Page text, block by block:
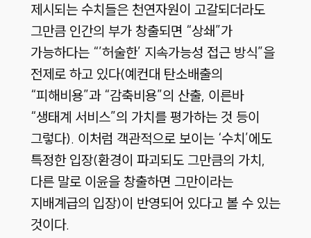
제시되는 수치들은 천연자원이 고갈되더라도
그만큼 인간의 부가 창출되면 “상쇄”가
가능하다는 “’허술한’ 지속가능성 접근 방식”을
전제로 하고 있다(예컨대 탄소배출의
“피해비용”과 “감축비용”의 산출, 이른바
“생태계 서비스”의 가치를 평가하는 것 등이
그렇다). 이처럼 객관적으로 보이는 ‘수치’에도
특정한 입장(환경이 파괴되도 그만큼의 가치,
다른 말로 이윤을 창출하면 그만이라는
지배계급의 입장)이 반영되어 있다고 볼 수 있는
것이다.